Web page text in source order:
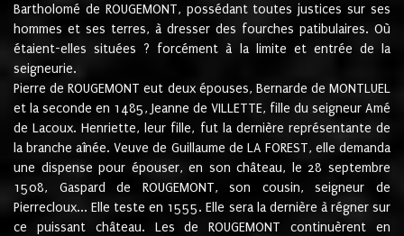
Bartholomé de ROUGEMONT, possédant toutes justices sur ses
hommes et ses terres, à dresser des fourches patibulaires. Où
étaient-elles situées ? forcément à la limite et entrée de la
seigneurie.
Pierre de ROUGEMONT eut deux épouses, Bernarde de MONTLUEL
et la seconde en 1485, Jeanne de VILLETTE, fille du seigneur Amé
de Lacoux. Henriette, leur fille, fut la dernière représentante de
la branche aînée. Veuve de Guillaume de LA FOREST, elle demanda
une dispense pour épouser, en son château, le 28 septembre
1508, Gaspard de ROUGEMONT, son cousin, seigneur de
Pierrecloux... Elle teste en 1555. Elle sera la dernière à régner sur
ce puissant château. Les de ROUGEMONT continuèrent en